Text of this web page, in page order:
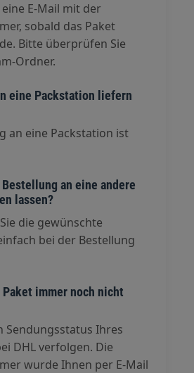
eine E-Mail mit der
sobald das Paket
Bitte überprüfen Sie
Ordner.
eine Packstation liefern
an eine Packstation ist
an eine andere
lassen?
die gewünschte
bei der Bestellung
immer noch nicht
Sendungsstatus Ihres
DHL verfolgen. Die
wurde Ihnen per E-Mail